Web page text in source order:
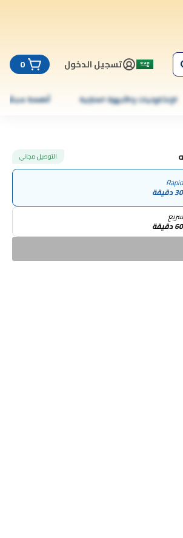
تسجيل الدخول 0
الإلكترونيات والأجهزة المنزلية أطعمة مجمّدة
التوصيل مجاني
Rapid
30 دقيقة
سريع
60 دقيقة